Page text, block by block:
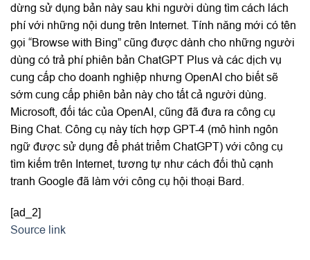
dừng sử dụng bản này sau khi người dùng tìm cách lách
phí với những nội dung trên Internet. Tính năng mới có tên
gọi “Browse with Bing” cũng được dành cho những người
dùng có trả phí phiên bản ChatGPT Plus và các dịch vụ
cung cấp cho doanh nghiệp nhưng OpenAI cho biết sẽ
sớm cung cấp phiên bản này cho tất cả người dùng.
Microsoft, đối tác của OpenAI, cũng đã đưa ra công cụ
Bing Chat. Công cụ này tích hợp GPT-4 (mô hình ngôn
ngữ được sử dụng để phát triểm ChatGPT) với công cụ
tìm kiếm trên Internet, tương tự như cách đối thủ cạnh
tranh Google đã làm với công cụ hội thoại Bard.
[ad_2]
Source link